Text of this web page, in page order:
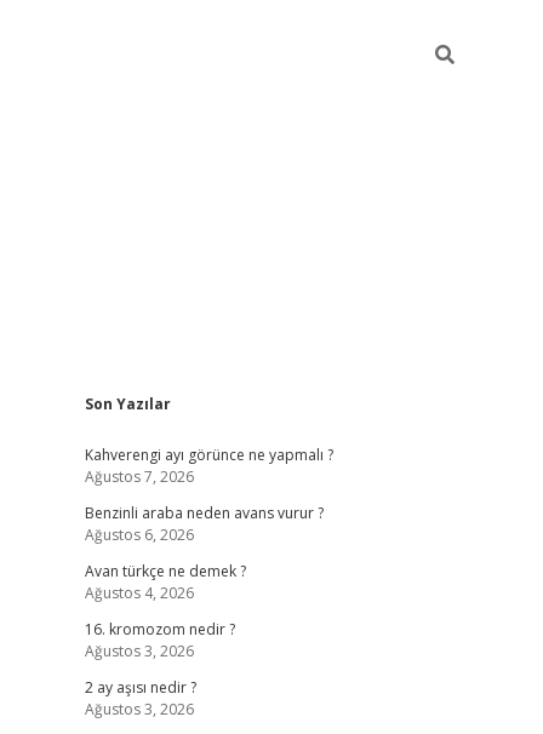
Sidebar
Son Yazılar
Kahverengi ayı görünce ne yapmalı ?
Ağustos 7, 2026
Benzinli araba neden avans vurur ?
Ağustos 6, 2026
Avan türkçe ne demek ?
Ağustos 4, 2026
16. kromozom nedir ?
Ağustos 3, 2026
2 ay aşısı nedir ?
Ağustos 3, 2026